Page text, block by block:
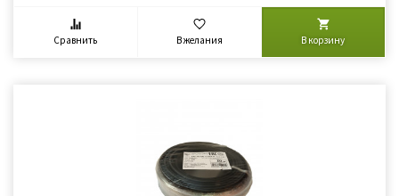
Сравнить В желания В корзину